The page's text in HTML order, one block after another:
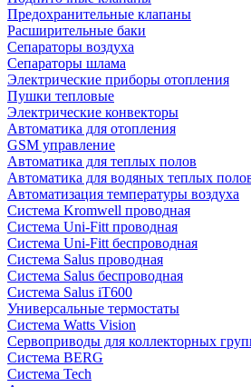
Предохранительные клапаны
Расширительные баки
Сепараторы воздуха
Сепараторы шлама
Электрические приборы отопления
Пушки тепловые
Электрические конвекторы
Автоматика для отопления
GSM управление
Автоматика для теплых полов
Автоматика для водяных теплых
Автоматизация температуры воздуха
Система Kromwell проводная
Система Uni-Fitt проводная
Система Uni-Fitt беспроводная
Система Salus проводная
Система Salus беспроводная
Система Salus iT600
Универсальные термостаты
Система Watts Vision
Сервоприводы для коллекторных
Система BERG
Система Tech